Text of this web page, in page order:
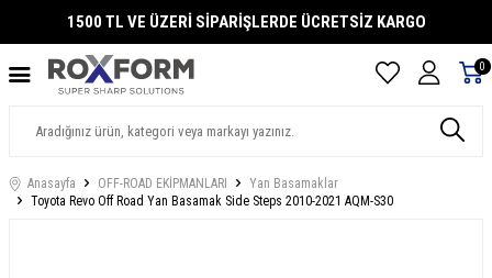
KARGO 1500 TL VE ÜZERİ SİPARİŞLERDE
0
Anasayfa OFF-ROAD EKİPMANLARI
Yan Basamaklar
Toyota Revo Off Road Yan Basamak Side Steps 2010-2021 AQM-S30